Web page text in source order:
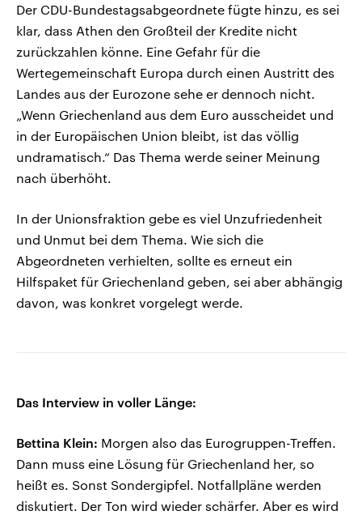
Der CDU-Bundestagsabgeordnete fügte hinzu, es sei
klar, dass Athen den Großteil der Kredite nicht
zurückzahlen könne. Eine Gefahr für die
Wertegemeinschaft Europa durch einen Austritt des
Landes aus der Eurozone sehe er dennoch nicht.
„Wenn Griechenland aus dem Euro ausscheidet und
in der Europäischen Union bleibt, ist das völlig
undramatisch.“ Das Thema werde seiner Meinung
nach überhöht.
In der Unionsfraktion gebe es viel Unzufriedenheit
und Unmut bei dem Thema. Wie sich die
Abgeordneten verhielten, sollte es erneut ein
Hilfspaket für Griechenland geben, sei aber abhängig
davon, was konkret vorgelegt werde.
Das Interview in voller Länge:
Bettina Klein: Morgen also das Eurogruppen-Treffen.
Dann muss eine Lösung für Griechenland her, so
heißt es. Sonst Sondergipfel. Notfallpläne werden
diskutiert. Der Ton wird wieder schärfer. Aber es wird